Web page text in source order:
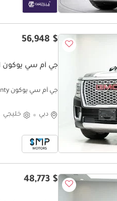
$ 56,948
جي أم سي يوكون DENALI
جي أم سي يوكون DENALI | GCC Specs | Low Mileage | Warranty
دبي خليجي
$ 48,773